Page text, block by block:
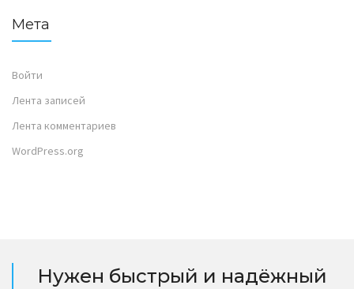
Мета
Войти
Лента записей
Лента комментариев
WordPress.org
Нужен быстрый и надёжный